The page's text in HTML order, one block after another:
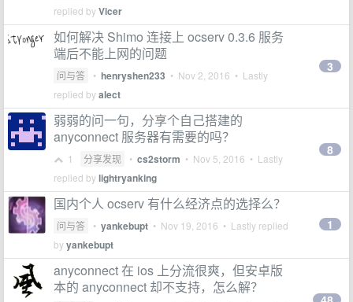
replied byVicer
如何解决 Shimo 连接上 ocserv 0.3.6 服务
端后不能上网的问题
问与答 • henryshen233 • Nov 2, 2016 • Lastly
replied byalect
3
弱弱的问一句，分享个自己搭建的
anyconnect 服务器有需要的吗？
1 分享发现 • cs2storm • Nov 5, 2016 • Lastly
replied bylightryanking
8
国内个人 ocserv 有什么经济点的选择么？
问与答 • yankebupt • Nov 19, 2016 • Lastly replied
byyankebupt
1
anyconnect 在 ios 上分流很爽，但安卓版
本的 anyconnect 却不支持，怎么解？